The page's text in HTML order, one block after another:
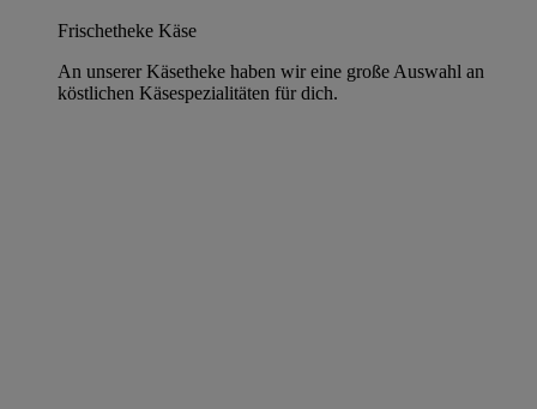
Frischetheke Käse
An unserer Käsetheke haben wir eine große Auswahl an
köstlichen Käsespezialitäten für dich.